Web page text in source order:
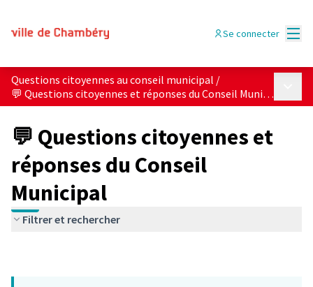
Se connecter
Questions citoyennes au conseil municipal /
💬 Questions citoyennes et réponses du Conseil Municipal
💬 Questions citoyennes et
réponses du Conseil
Municipal
Filtrer et rechercher